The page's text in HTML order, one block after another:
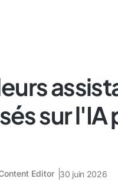
sur l'IA
Editor 30 juin 2026